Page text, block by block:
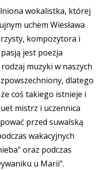
wokalistka, której
uchem Wiesława
kompozytora i
jest poezja
muzyki w naszych
dlatego
coś takiego istnieje i
mistrz i uczennica
przed suwalską
wakacyjnych
oraz podczas
u Marii".